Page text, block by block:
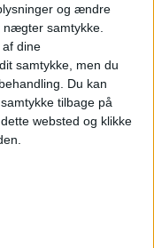
og ændre
samtykke.
dine
samtykke, men du
Du kan
tilbage på
websted og klikke
til 25.
til og
firedobling i
sammenlignet